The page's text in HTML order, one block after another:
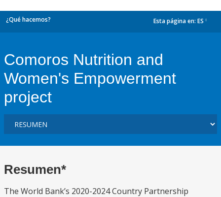
¿Qué hacemos? Esta página en: ES
Comoros Nutrition and
Women's Empowerment
project
Resumen*
The World Bank’s 2020-2024 Country Partnership